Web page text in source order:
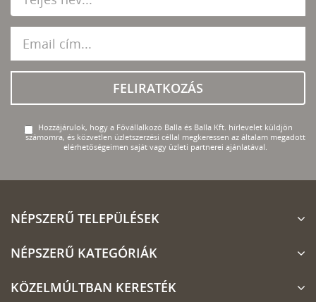
FELIRATKOZÁS
Hozzájárulok, hogy a Fővállalkozó Balla és Balla Kft. hírlevelet küldjön
számomra, és közvetlen üzletszerzési céllal megkeressen az általam megadott
elérhetőségeimen saját vagy üzleti partnerei ajánlatával.
NÉPSZERŰ TELEPÜLÉSEK
NÉPSZERŰ KATEGÓRIÁK
KÖZELMÚLTBAN KERESTÉK